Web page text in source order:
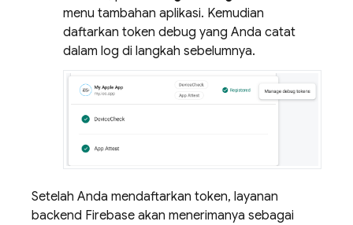
menu tambahan aplikasi. Kemudian
daftarkan token debug yang Anda catat
dalam log di langkah sebelumnya.
Setelah Anda mendaftarkan token, layanan
backend Firebase akan menerimanya sebagai